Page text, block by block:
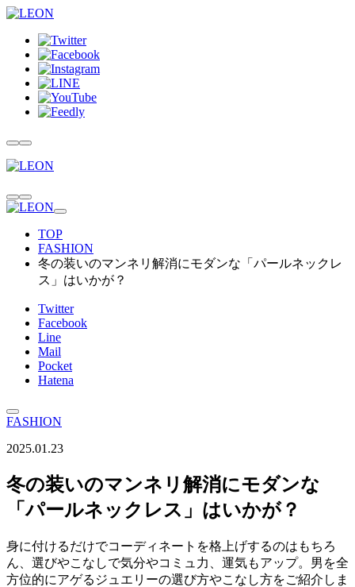
TOP
FASHION
冬の装いのマンネリ解消にモダンな「パールネックレ
ス」はいかが？
Twitter
Facebook
Line
Mail
Pocket
Hatena
FASHION
2025.01.23
冬の装いのマンネリ解消にモダンな
「パールネックレス」はいかが？
身に付けるだけでコーディネートを格上げするのはもちろ
ん、選びやこなしで気分やコミュ力、運気もアップ。男を全
方位的にアゲるジュエリーの選び方やこなし方をご紹介しま